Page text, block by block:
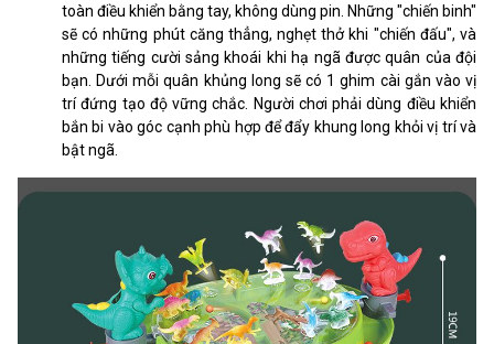
toàn điều khiển bằng tay, không dùng pin. Những "chiến binh"
sẽ có những phút căng thẳng, nghẹt thở khi "chiến đấu", và
những tiếng cười sảng khoái khi hạ ngã được quân của đội
bạn. Dưới mỗi quân khủng long sẽ có 1 ghim cài gắn vào vị
trí đứng tạo độ vững chắc. Người chơi phải dùng điều khiển
bắn bi vào góc cạnh phù hợp để đẩy khung long khỏi vị trí và
bật ngã.